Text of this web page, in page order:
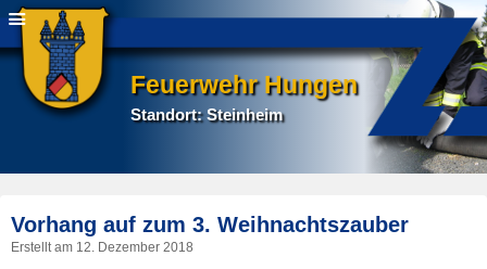
Feuerwehr Hungen
Standort: Steinheim
Vorhang auf zum 3. Weihnachtszauber
Erstellt am 12. Dezember 2018